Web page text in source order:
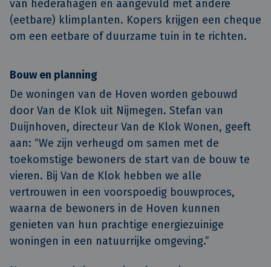
van hederahagen en aangevuld met andere
(eetbare) klimplanten. Kopers krijgen een cheque
om een eetbare of duurzame tuin in te richten.
Bouw en planning
De woningen van de Hoven worden gebouwd
door Van de Klok uit Nijmegen. Stefan van
Duijnhoven, directeur Van de Klok Wonen, geeft
aan: “We zijn verheugd om samen met de
toekomstige bewoners de start van de bouw te
vieren. Bij Van de Klok hebben we alle
vertrouwen in een voorspoedig bouwproces,
waarna de bewoners in de Hoven kunnen
genieten van hun prachtige energiezuinige
woningen in een natuurrijke omgeving.”